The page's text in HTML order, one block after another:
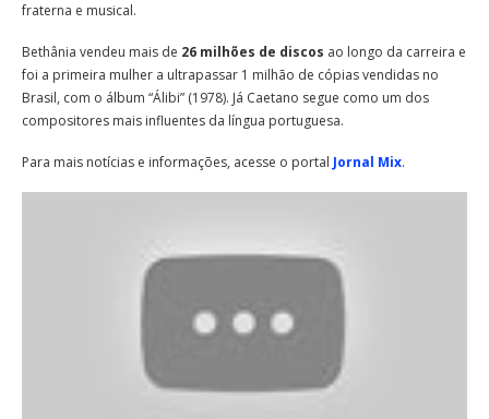
fraterna e musical.
Bethânia vendeu mais de 26 milhões de discos ao longo da carreira e
foi a primeira mulher a ultrapassar 1 milhão de cópias vendidas no
Brasil, com o álbum “Álibi” (1978). Já Caetano segue como um dos
compositores mais influentes da língua portuguesa.
Para mais notícias e informações, acesse o portal Jornal Mix.